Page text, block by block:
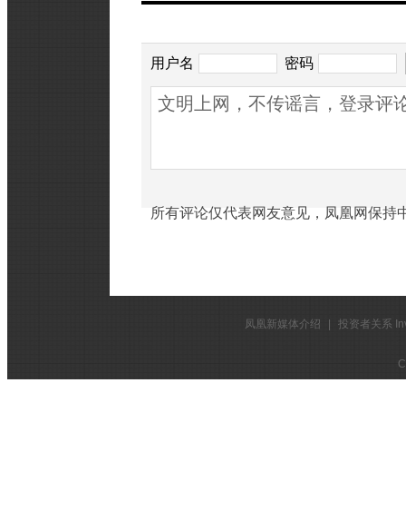
用户名 密码
所有评论仅代表网友意见，凤凰网保持
凤凰新媒体介绍 投资者关系